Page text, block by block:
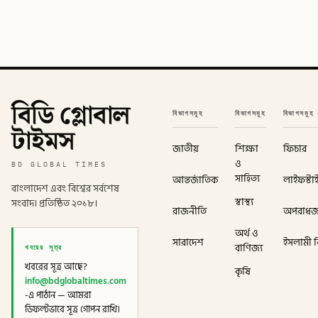
বিডি গ্লোবাল
টাইমস
BD GLOBAL TIMES
বাংলাদেশ এবং বিশ্বের সর্বশেষ
সংবাদ। প্রতিষ্ঠিত ২০১৮।
খবরের সূত্র
খবরের সূত্র আছে?
info@bdglobaltimes.com
-এ পাঠান — আমরা
ডিফল্টভাবে সূত্র গোপন রাখি।
বিভাগসমূহ
জাতীয়
আন্তর্জাতিক
রাজনীতি
সারাদেশ
বিভাগসমূহ
শিক্ষা
ও
সাহিত্য
স্বাস্থ্য
অর্থ ও
বাণিজ্য
কৃষি
বিভাগসমূহ
ফিচার
ইসলামী